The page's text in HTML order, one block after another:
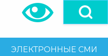
ЭЛЕКТРОННЫЕ СМИ